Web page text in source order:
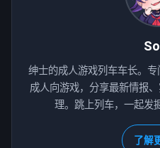
绅士的成人游戏列车车长。
成人向游戏，分享最新情报
理。跳上列车，一起发
了解